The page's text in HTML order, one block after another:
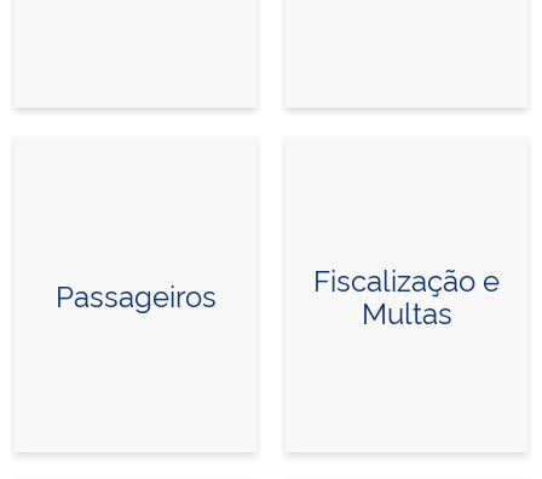
Passageiros Fiscalização e
Multas